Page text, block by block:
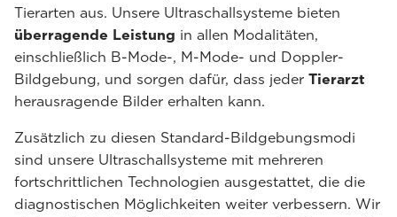
Tierarten aus. Unsere Ultraschallsysteme bieten
überragende Leistung in allen Modalitäten,
einschließlich B-Mode-, M-Mode- und Doppler-
Bildgebung, und sorgen dafür, dass jeder Tierarzt
herausragende Bilder erhalten kann.
Zusätzlich zu diesen Standard-Bildgebungsmodi
sind unsere Ultraschallsysteme mit mehreren
fortschrittlichen Technologien ausgestattet, die die
diagnostischen Möglichkeiten weiter verbessern. Wir